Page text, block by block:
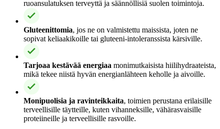
ruoansulatuksen terveyttä ja säännöllisiä suolen toimintoja.
Gluteenittomia, jos ne on valmistettu maissista, joten ne
sopivat keliaakikoille tai gluteeni-intoleranssista kärsiville.
Tarjoaa kestävää energiaa monimutkaisista hiilihydraateista,
mikä tekee niistä hyvän energianlähteen keholle ja aivoille.
Monipuolisia ja ravinteikkaita, toimien perustana erilaisille
terveellisille täytteille, kuten vihanneksille, vähärasvaisille
proteiineille ja terveellisille rasvoille.